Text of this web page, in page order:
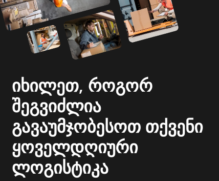
იხილეთ, როგორ
შეგვიძლია
გავაუმჯობესოთ თქვენი
ყოველდღიური
ლოგისტიკა